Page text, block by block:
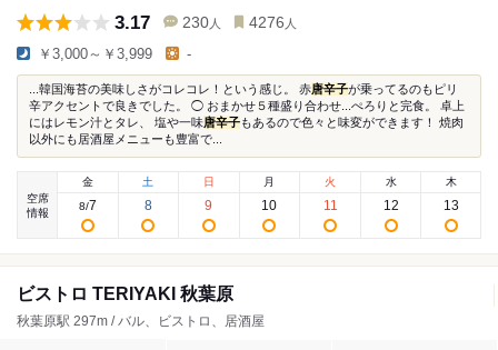
3.17 230 人 4276 人
￥3,000～￥3,999 -
...韓国海苔の美味しさがコレコレ！という感じ。 赤唐辛子が乗ってるのもピリ
辛アクセントで良きでした。 ◯ おまかせ５種盛り合わせ...ぺろりと完食。 卓上
にはレモン汁とタレ、 塩や一味唐辛子もあるので色々と味変ができます！ 焼肉
以外にも居酒屋メニューも豊富で...
空席
情報
金
8/7
土
8
日
9
月
10
火
11
水
12
木
13
ビストロ TERIYAKI 秋葉原
秋葉原駅 297m / バル、ビストロ、居酒屋